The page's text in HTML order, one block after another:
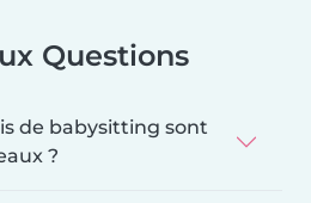
Questions
de babysitting sont
?